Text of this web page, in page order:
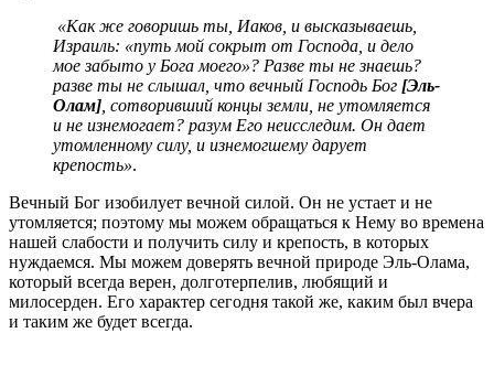
«Как же говоришь ты, Иаков, и высказываешь,
Израиль: «путь мой сокрыт от Господа, и дело
мое забыто у Бога моего»? Разве ты не знаешь?
разве ты не слышал, что вечный Господь Бог [Эль-
Олам] , сотворивший концы земли, не утомляется
и не изнемогает? разум Его неисследим. Он дает
утомленному силу, и изнемогшему дарует
крепость».
Вечный Бог изобилует вечной силой. Он не устает и не
утомляется; поэтому мы можем обращаться к Нему во времена
нашей слабости и получить силу и крепость, в которых
нуждаемся. Мы можем доверять вечной природе Эль-Олама,
который всегда верен, долготерпелив, любящий и
милосерден. Его характер сегодня такой же, каким был вчера
и таким же будет всегда.